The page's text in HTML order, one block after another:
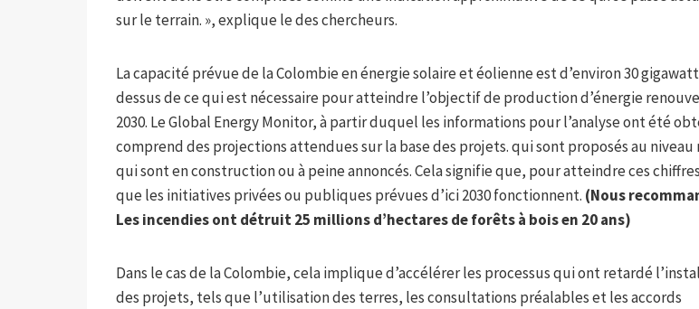
sur le terrain. », explique le des chercheurs.
La capacité prévue de la Colombie en énergie solaire et éolienne est d’environ 30
dessus de ce qui est nécessaire pour atteindre l’objectif de production d’énergie
2030. Le Global Energy Monitor, à partir duquel les informations pour l’analyse ont été
comprend des projections attendues sur la base des projets. qui sont proposés au niveau
qui sont en construction ou à peine annoncés. Cela signifie que, pour atteindre ces
que les initiatives privées ou publiques prévues d’ici 2030 fonctionnent. (Nous
Les incendies ont détruit 25 millions d’hectares de forêts à bois en 20 ans)
Dans le cas de la Colombie, cela implique d’accélérer les processus qui ont retardé
des projets, tels que l’utilisation des terres, les consultations préalables et les accords